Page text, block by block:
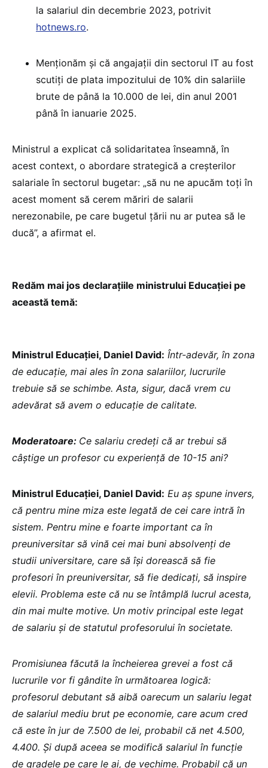
la salariul din decembrie 2023, potrivit
hotnews.ro.
Menționăm și că angajații din sectorul IT au fost
scutiți de plata impozitului de 10% din salariile
brute de până la 10.000 de lei, din anul 2001
până în ianuarie 2025.
Ministrul a explicat că solidaritatea înseamnă, în
acest context, o abordare strategică a creșterilor
salariale în sectorul bugetar: „să nu ne apucăm toți în
acest moment să cerem măriri de salarii
nerezonabile, pe care bugetul țării nu ar putea să le
ducă”, a afirmat el.
Redăm mai jos declarațiile ministrului Educației pe
această temă:
Ministrul Educației, Daniel David: Într-adevăr, în zona
de educație, mai ales în zona salariilor, lucrurile
trebuie să se schimbe. Asta, sigur, dacă vrem cu
adevărat să avem o educație de calitate.
Moderatoare: Ce salariu credeți că ar trebui să
câștige un profesor cu experiență de 10-15 ani?
Ministrul Educației, Daniel David: Eu aș spune invers,
că pentru mine miza este legată de cei care intră în
sistem. Pentru mine e foarte important ca în
preuniversitar să vină cei mai buni absolvenți de
studii universitare, care să își dorească să fie
profesori în preuniversitar, să fie dedicați, să inspire
elevii. Problema este că nu se întâmplă lucrul acesta,
din mai multe motive. Un motiv principal este legat
de salariu și de statutul profesorului în societate.
Promisiunea făcută la încheierea grevei a fost că
lucrurile vor fi gândite în următoarea logică:
profesorul debutant să aibă oarecum un salariu legat
de salariul mediu brut pe economie, care acum cred
că este în jur de 7.500 de lei, probabil că net 4.500,
4.400. Și după aceea se modifică salariul în funcție
de gradele pe care le ai, de vechime. Probabil că un